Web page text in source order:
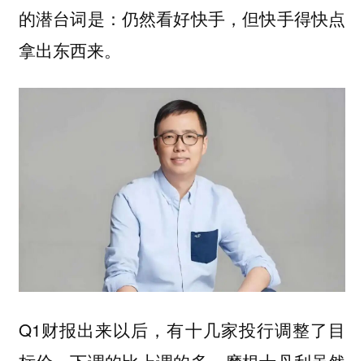
的潜台词是：仍然看好快手，但快手得快点
拿出东西来。
Q1财报出来以后，有十几家投行调整了目